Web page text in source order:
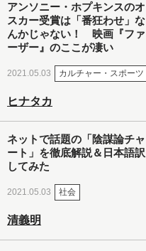
アンソニー・ホプキンスのオ
スカー受賞は「番狂わせ」な
んかじゃない！ 映画『ファ
ーザー』のここが凄い
2021.05.03 カルチャー・スポーツ
ヒナタカ
ネットで話題の「陰謀論チャ
ート」を徹底解説＆日本語訳
してみた
2021.05.03 社会
清義明